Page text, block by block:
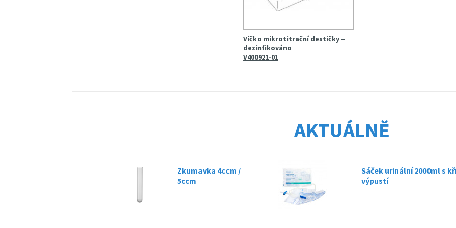
Víčko mikrotitrační destičky –
dezinfikováno
V400921-01
AKTUÁLNĚ
Zkumavka 4ccm /
5ccm
Sáček urinální 2000ml s
výpustí